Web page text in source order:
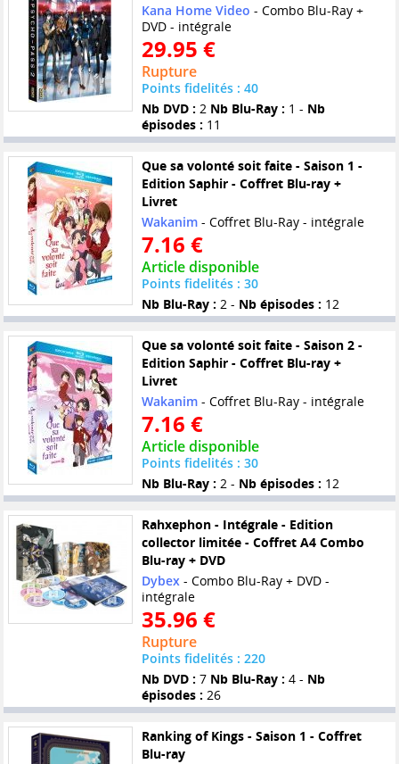
Kana Home Video - Combo Blu-Ray +
DVD - intégrale
29.95 €
Rupture
Points fidelités : 40
Nb DVD : 2 Nb Blu-Ray : 1 - Nb
épisodes : 11
Que sa volonté soit faite - Saison 1 -
Edition Saphir - Coffret Blu-ray +
Livret
Wakanim- Coffret Blu-Ray - intégrale
7.16 €
Article disponible
Points fidelités : 30
Nb Blu-Ray : 2 - Nb épisodes : 12
Que sa volonté soit faite - Saison 2 -
Edition Saphir - Coffret Blu-ray +
Livret
Wakanim- Coffret Blu-Ray - intégrale
7.16 €
Article disponible
Points fidelités : 30
Nb Blu-Ray : 2 - Nb épisodes : 12
Rahxephon - Intégrale - Edition
collector limitée - Coffret A4 Combo
Blu-ray + DVD
Dybex - Combo Blu-Ray + DVD -
intégrale
35.96 €
Rupture
Points fidelités : 220
Nb DVD : 7 Nb Blu-Ray : 4 - Nb
épisodes : 26
Ranking of Kings - Saison 1 - Coffret
Blu-ray